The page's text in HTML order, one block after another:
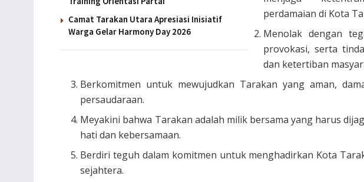
Camat Tarakan Utara Apresiasi Inisiatif
Warga Gelar Harmony Day 2026
perdamaian di Kota
⁠Menolak dengan
provokasi, serta
dan ketertiban
⁠Berkomitmen untuk mewujudkan Tarakan yang aman,
persaudaraan.
⁠Meyakini bahwa Tarakan adalah milik bersama yang harus
hati dan kebersamaan.
⁠Berdiri teguh dalam komitmen untuk menghadirkan Kota
sejahtera.